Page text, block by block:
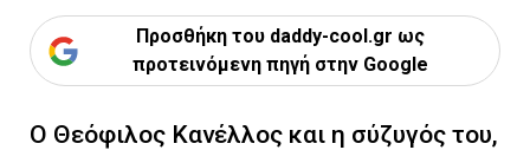
Προσθήκη του daddy-cool.gr ως
προτεινόμενη πηγή στην Google
Ο Θεόφιλος Κανέλλος και η σύζυγός του,